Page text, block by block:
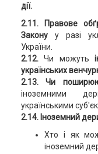
дії.
2.11. Правове
Законуу разі
України.
2.12.Чи можуть
українських
2.13. Чи
іноземними
українськими
2.14. Іноземний
Хто і як
іноземний